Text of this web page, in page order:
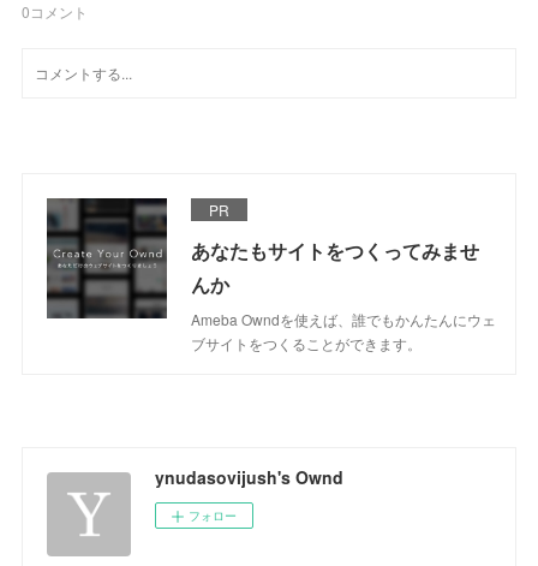
0コメント
PR
あなたもサイトをつくってみませ
んか
Ameba Owndを使えば、誰でもかんたんにウェ
ブサイトをつくることができます。
ynudasovijush's Ownd
フォロー